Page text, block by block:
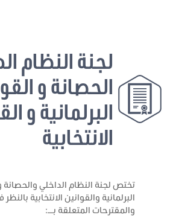
لجنة النظام
الحصانة و
البرلمانية و
الانتخابية
تختص لجنة النظام الداخلي والحصانة
البرلمانية والقوانين الانتخابية بالنظر
والمقترحات المتعلقة بـــ: